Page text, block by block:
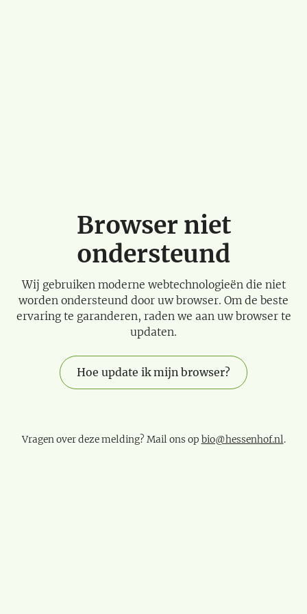
Browser niet
ondersteund
Wij gebruiken moderne webtechnologieën die niet
worden ondersteund door uw browser. Om de beste
ervaring te garanderen, raden we aan uw browser te
updaten.
Hoe update ik mijn browser?
Vragen over deze melding? Mail ons op bio@hessenhof.nl.